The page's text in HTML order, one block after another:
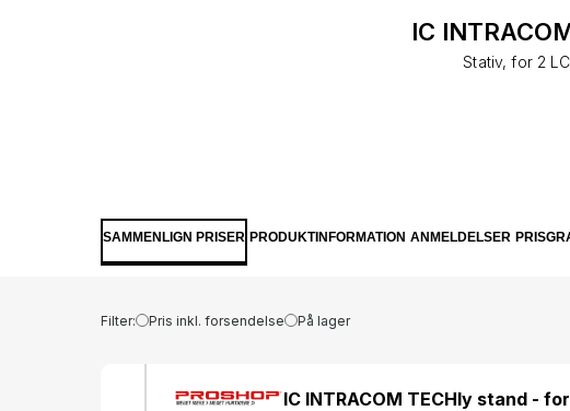
IC
Stativ, for 2
SAMMENLIGN PRISER PRODUKTINFORMATION ANMELDELSER
Filter: Pris inkl. forsendelse På lager
IC INTRACOM TECHly stand -